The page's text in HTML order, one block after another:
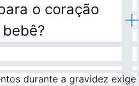
o coração
durante a gravidez exige